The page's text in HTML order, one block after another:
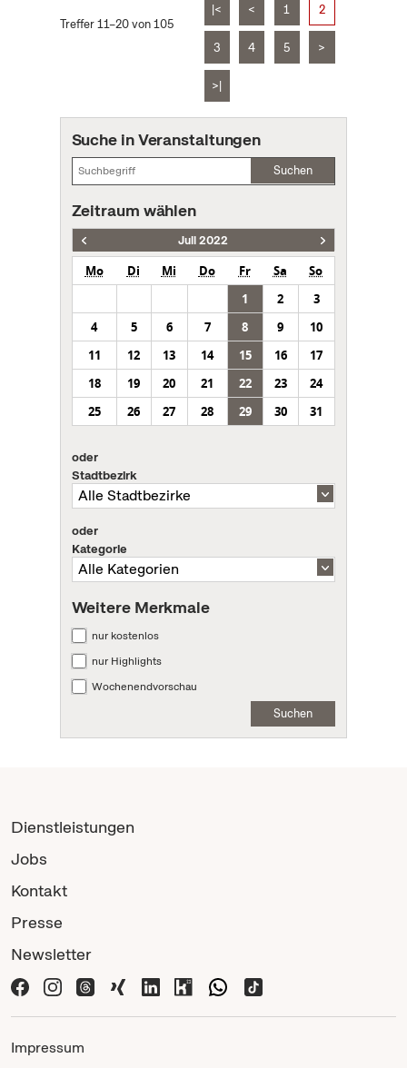
Treffer 11–20 von 105
|< < 1 2
3 4 5 >
>|
Suche in Veranstaltungen
Suchen
Zeitraum wählen
Juli 2022
Mo Di Mi Do Fr Sa
So
1
2
3
4
5 6 7 8 9
10
11
12 13 14 15 16
17
18
19 20 21 22 23
24
25
26 27 28 29 30 31
oder
Stadtbezirk
oder
Kategorie
Weitere Merkmale
nur kostenlos
nur Highlights
Wochenendvorschau
Suchen
Dienstleistungen
Jobs
Kontakt
Presse
Newsletter
Impressum